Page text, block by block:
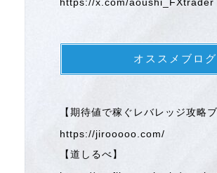
https://x.com/aoushi_FXtrader
オススメブログ
【期待値で稼ぐレバレッジ攻略ブ
https://jirooooo.com/
【道しるべ】